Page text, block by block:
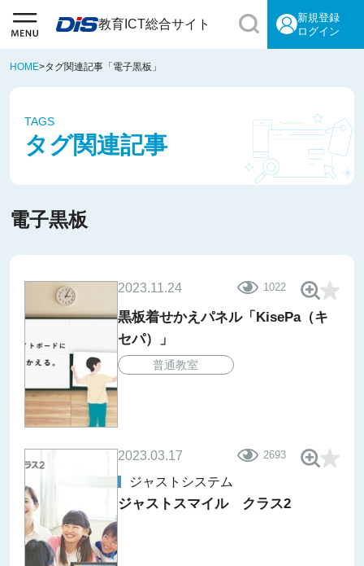
教育ICT総合サイト
新規登録
ログイン
HOME>タグ関連記事「電子黒板」
TAGS
タグ関連記事
電子黒板
2023.11.24 1022
黒板着せかえパネル「KisePa（キ
セパ）」
普通教室
2023.03.17 2693
ジャストシステム
ジャストスマイル クラス2